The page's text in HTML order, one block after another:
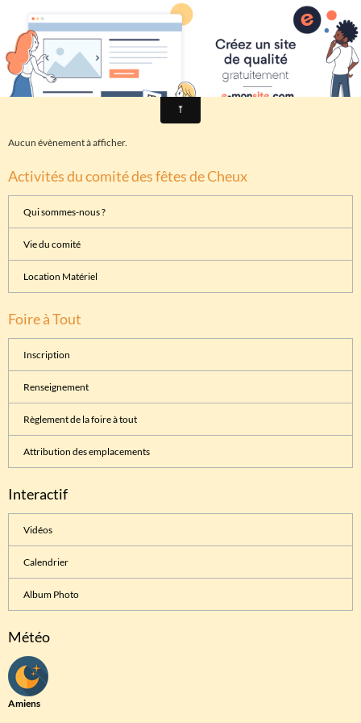
Comité des fêtes de CHEUX
Fête de la musique
Aucun évènement à afficher.
Activités du comité des fêtes de Cheux
Qui sommes-nous ?
Vie du comité
Location Matériel
Foire à Tout
Inscription
Renseignement
Règlement de la foire à tout
Attribution des emplacements
Interactif
Vidéos
Calendrier
Album Photo
Météo
Amiens